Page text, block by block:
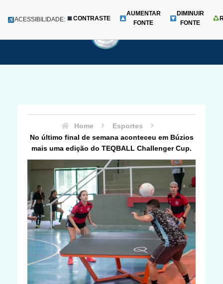
para
Menu
ACESSIBILIDADE: CONTRASTE
AUMENTAR
FONTE
DIMINUIR
FONTE
Home
Esportes
No último final de semana aconteceu em Búzios
mais uma edição do TEQBALL Challenger Cup.